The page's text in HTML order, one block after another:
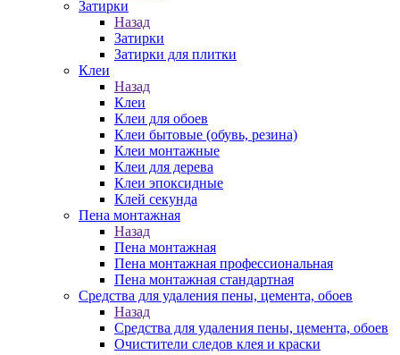
Затирки
Назад
Затирки
Затирки для плитки
Клеи
Назад
Клеи
Клеи для обоев
Клеи бытовые (обувь, резина)
Клеи монтажные
Клеи для дерева
Клеи эпоксидные
Клей секунда
Пена монтажная
Назад
Пена монтажная
Пена монтажная профессиональная
Пена монтажная стандартная
Средства для удаления пены, цемента, обоев
Назад
Средства для удаления пены, цемента, обоев
Очистители следов клея и краски